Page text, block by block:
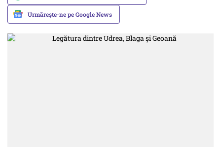
Urmărește-ne pe Google News